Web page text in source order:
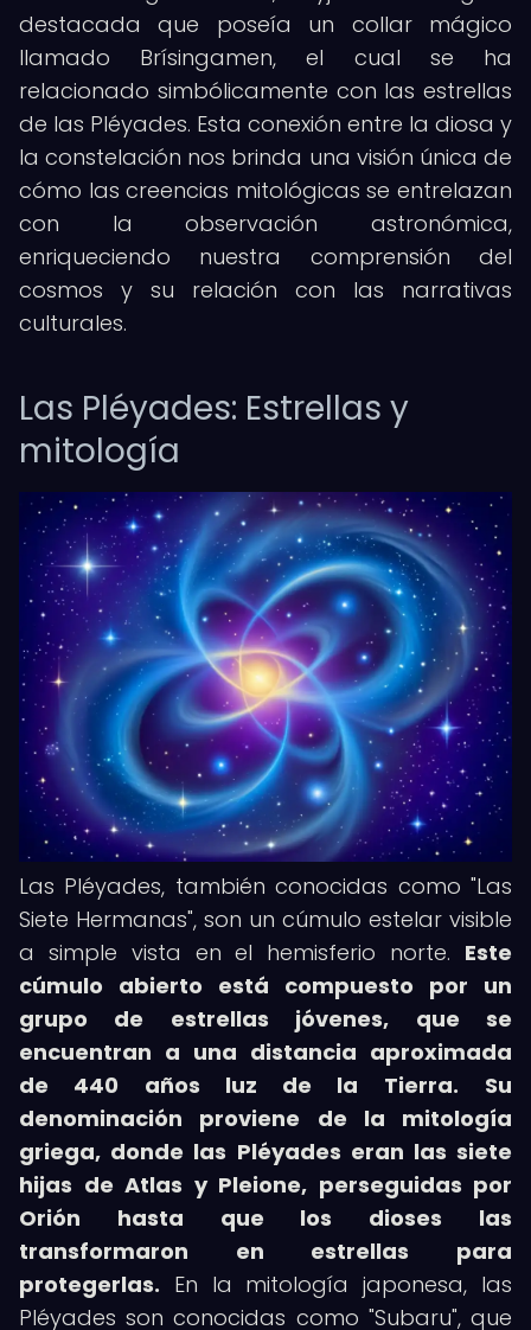
destacada que poseía un collar mágico
llamado Brísingamen, el cual se ha
relacionado simbólicamente con las estrellas
de las Pléyades. Esta conexión entre la diosa y
la constelación nos brinda una visión única de
cómo las creencias mitológicas se entrelazan
con la observación astronómica,
enriqueciendo nuestra comprensión del
cosmos y su relación con las narrativas
culturales.
Las Pléyades: Estrellas y
mitología
Las Pléyades, también conocidas como "Las
Siete Hermanas", son un cúmulo estelar visible
a simple vista en el hemisferio norte. Este
cúmulo abierto está compuesto por un
grupo de estrellas jóvenes, que se
encuentran a una distancia aproximada
de 440 años luz de la Tierra.
Su
denominación proviene de la mitología
griega, donde las Pléyades eran las siete
hijas de Atlas y Pleione, perseguidas por
Orión hasta que los dioses las
transformaron en estrellas para
protegerlas. En la mitología japonesa, las
Pléyades son conocidas como "Subaru", que